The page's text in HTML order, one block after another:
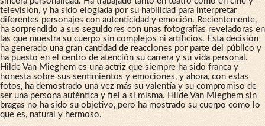
televisión, y ha sido elogiada por su habilidad para interpretar
diferentes personajes con autenticidad y emoción. Recientemente,
ha sorprendido a sus seguidores con unas fotografías reveladoras en
las que muestra su cuerpo sin complejos ni artificios. Esta decisión
ha generado una gran cantidad de reacciones por parte del público y
ha puesto en el centro de atención su carrera y su vida personal.
Hilde Van Mieghem es una actriz que siempre ha sido franca y
honesta sobre sus sentimientos y emociones, y ahora, con estas
fotos, ha demostrado una vez más su valentía y su compromiso de
ser una persona auténtica y fiel a sí misma. Hilde Van Mieghem sin
bragas no ha sido su objetivo, pero ha mostrado su cuerpo como lo
que es, natural y hermoso.